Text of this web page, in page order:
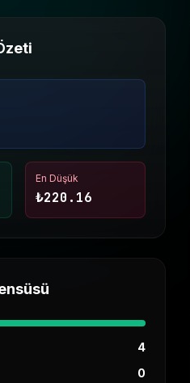
En Düşük
₺220.16
4
0